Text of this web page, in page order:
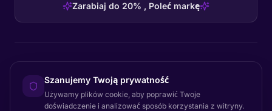
Zarabiaj do 20% , Poleć markę
Certainly Group ApS
C/O GRROW, Pilestræde 52A · 1112 København K
Szanujemy Twoją prywatność
Używamy plików cookie, aby poprawić Twoje
doświadczenie i analizować sposób korzystania z witryny.